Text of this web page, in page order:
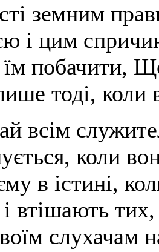
земним
і цим
побачити,
тоді, коли
всім
коли
в істині,
втішають
слухачам